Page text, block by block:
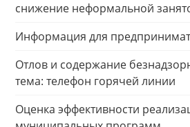
снижение неформальной
Информация для
Отлов и содержание
тема: телефон горячей линии
Оценка эффективности